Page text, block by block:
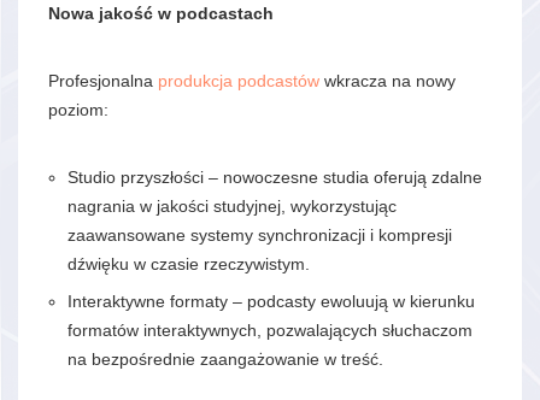
Nowa jakość w podcastach
Profesjonalna produkcja podcastów wkracza na nowy
poziom:
Studio przyszłości – nowoczesne studia oferują zdalne
nagrania w jakości studyjnej, wykorzystując
zaawansowane systemy synchronizacji i kompresji
dźwięku w czasie rzeczywistym.
Interaktywne formaty – podcasty ewoluują w kierunku
formatów interaktywnych, pozwalających słuchaczom
na bezpośrednie zaangażowanie w treść.